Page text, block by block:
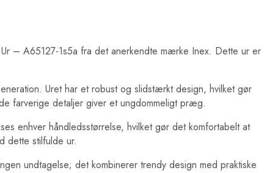
– A65127-1s5a fra det anerkendte mærke Inex. Dette ur er
Uret har et robust og slidstærkt design, hvilket gør
farverige detaljer giver et ungdommeligt præg.
enhver håndledsstørrelse, hvilket gør det komfortabelt at
dette stilfulde ur.
undtagelse; det kombinerer trendy design med praktiske